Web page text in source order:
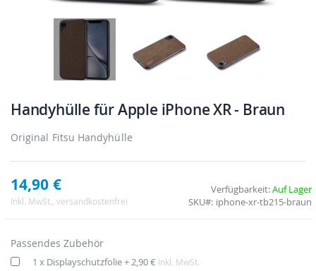
Handyhülle für Apple iPhone XR - Braun
Original Fitsu Handyhülle
14,90 €
Inkl. MwSt. , versandkostenfrei
Verfügbarkeit:Auf Lager
SKU
iphone-xr-tb215-braun
Passendes Zubehör
1 x Displayschutzfolie+ 2,90 € Inkl. MwSt.